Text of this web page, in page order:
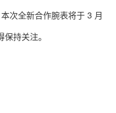
次全新合作腕表将于 3 月
持关注。